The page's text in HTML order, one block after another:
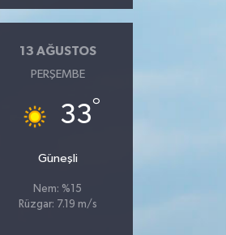
13 AĞUSTOS
PERŞEMBE
33°
Güneşli
Nem: %15
Rüzgar: 7.19 m/s